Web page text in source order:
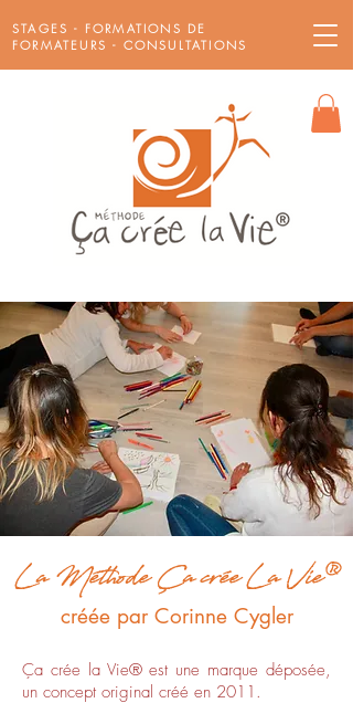
STAGES - FORMATIONS DE
FORMATEURS - CONSULTATIONS
La Méthode Ça crée La Vie®
créée par Corinne Cygler
Ça crée la Vie® est une marque déposée,
un concept original créé en 2011.